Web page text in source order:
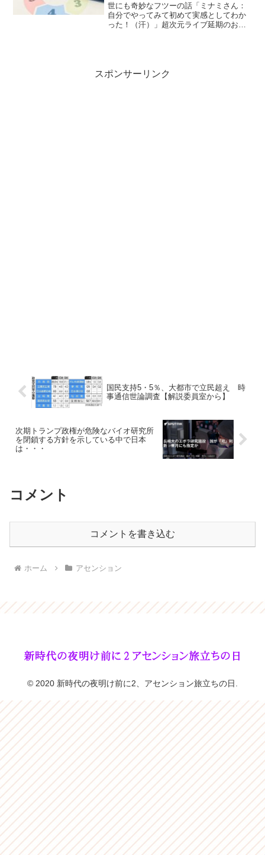
世にも奇妙なフツーの話「ミナミさん：
自分でやってみて初めて実感としてわか
った！（汗）」超次元ライブ延期のお知
スポンサーリンク
国民支持5・5％、大都市で立民超え 時
事通信世論調査【解説委員室から】
次期トランプ政権が危険なバイオ研究所
を閉鎖する方針を示している中で日本
は・・・
コメント
コメントを書き込む
ホーム アセンション
© 2020 新時代の夜明け前に2、アセンション旅立ちの日.